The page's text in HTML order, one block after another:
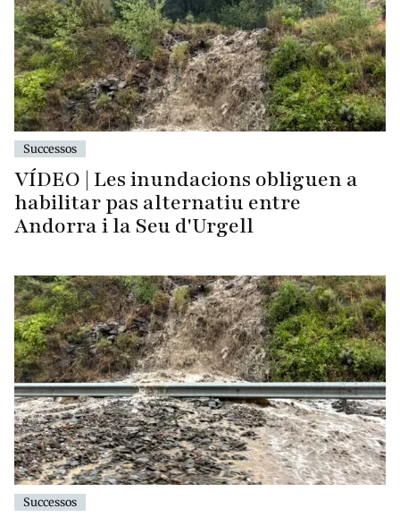
Successos
VÍDEO | Les inundacions obliguen a
habilitar pas alternatiu entre
Andorra i la Seu d'Urgell
Successos